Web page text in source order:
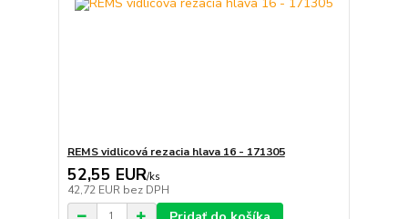
REMS vidlicová rezacia hlava 16 - 171305
52,55 EUR/ks
42,72 EUR bez DPH